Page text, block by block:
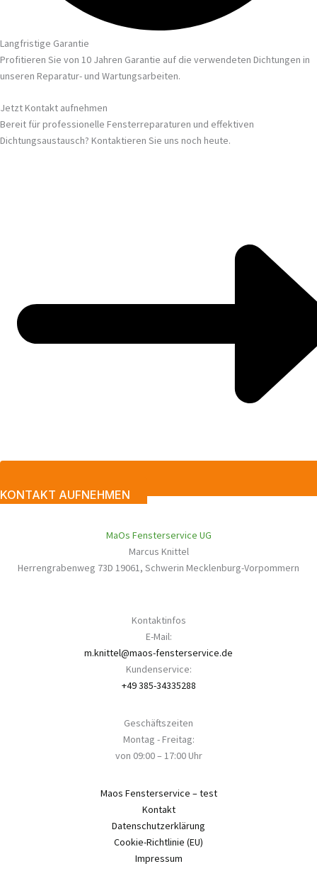
Langfristige Garantie
Profitieren Sie von 10 Jahren Garantie auf die verwendeten Dichtungen in
unseren Reparatur- und Wartungsarbeiten.
Jetzt Kontakt aufnehmen
Bereit für professionelle Fensterreparaturen und effektiven
Dichtungsaustausch? Kontaktieren Sie uns noch heute.
KONTAKT AUFNEHMEN
MaOs Fensterservice UG
Marcus Knittel
Herrengrabenweg 73D 19061, Schwerin Mecklenburg-Vorpommern
Kontaktinfos
E-Mail:
m.knittel@maos-fensterservice.de
Kundenservice:
+49 385-34335288
Geschäftszeiten
Montag - Freitag:
von 09:00 – 17:00 Uhr
Maos Fensterservice – test
Kontakt
Datenschutzerklärung
Cookie-Richtlinie (EU)
Impressum